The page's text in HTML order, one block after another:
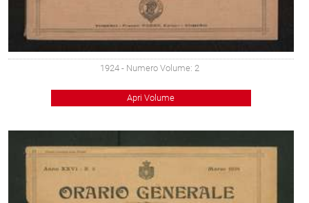
1924 - Numero Volume: 2
Apri Volume